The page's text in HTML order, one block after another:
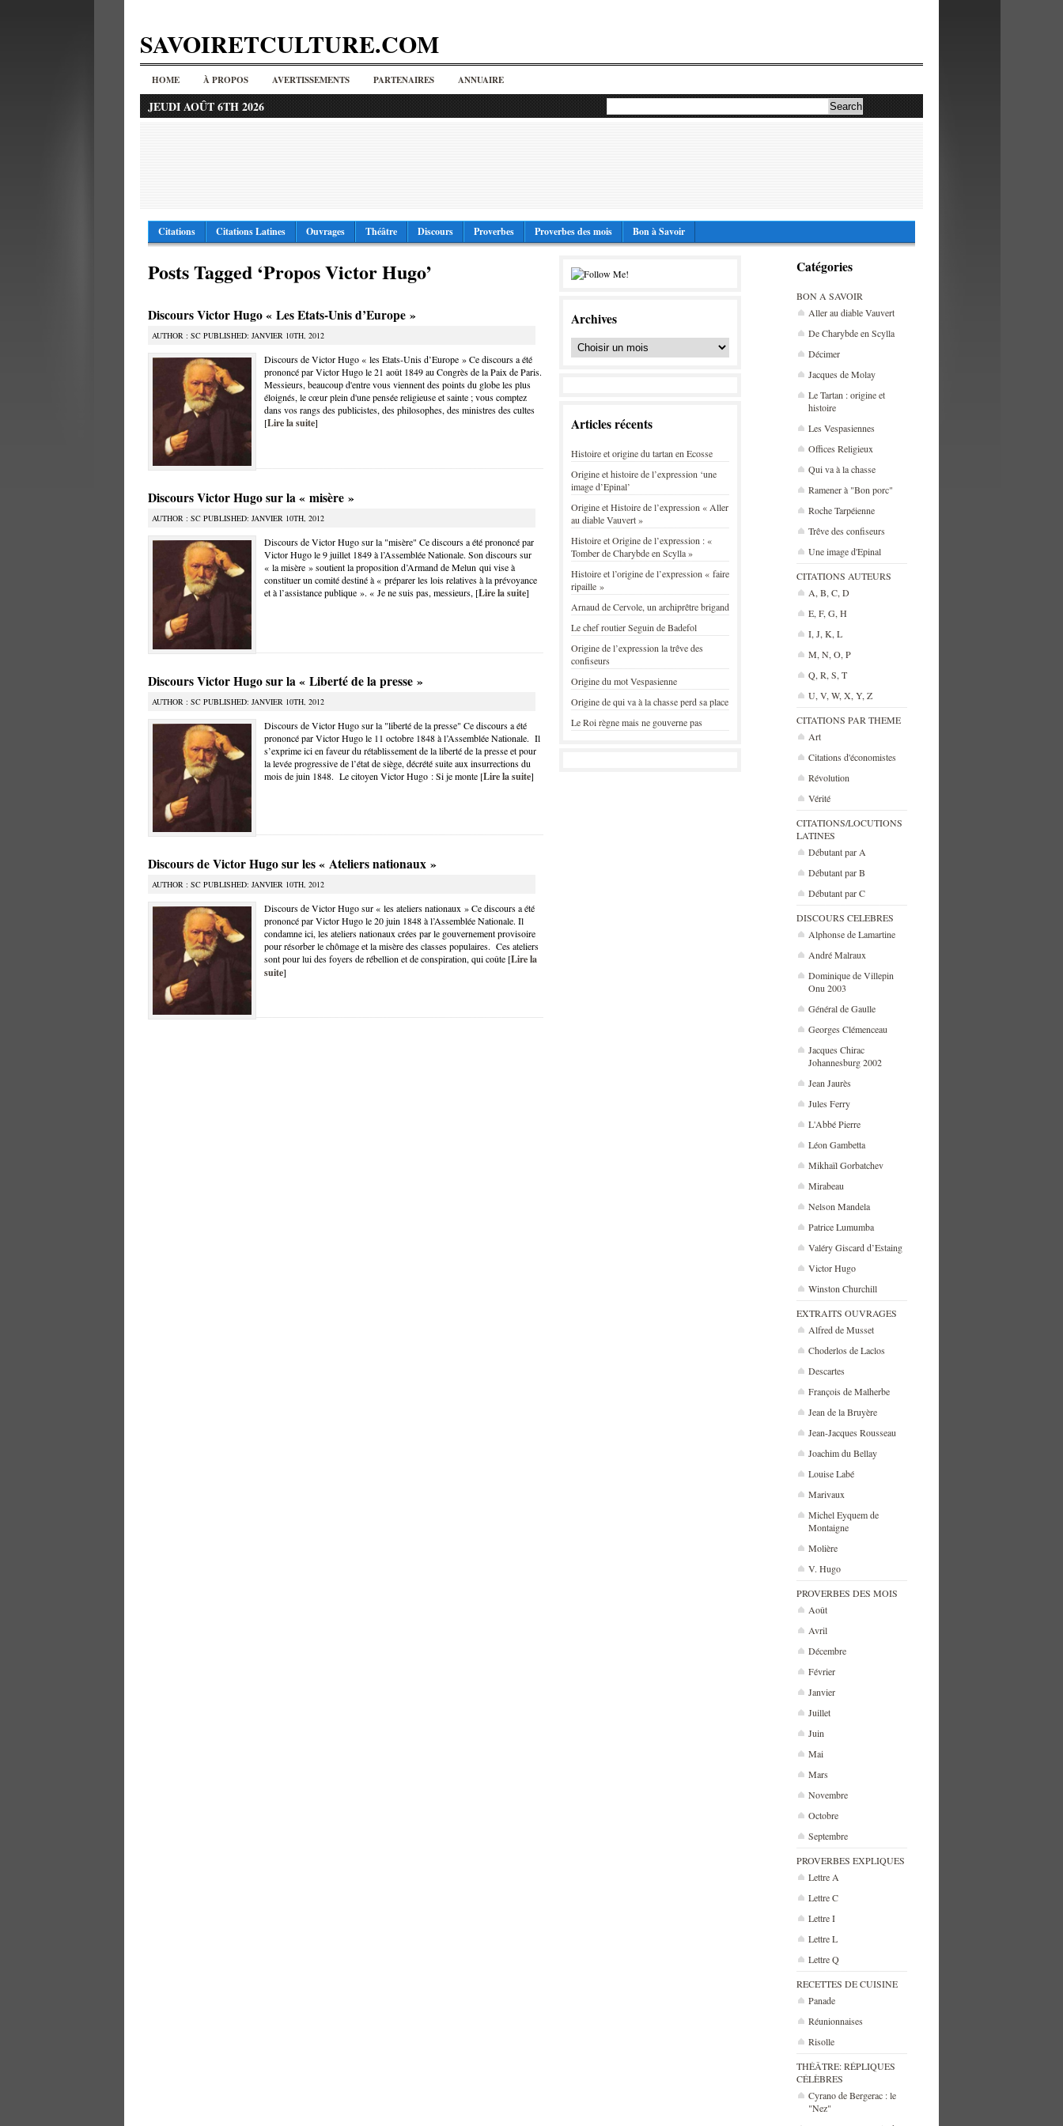
SAVOIRETCULTURE.COM
HOME À PROPOS AVERTISSEMENTS PARTENAIRES ANNUAIRE
JEUDI AOÛT 6TH 2026
Citations Citations Latines Ouvrages Théâtre Discours Proverbes Proverbes des mois Bon à Savoir
Catégories
BON A SAVOIR
Aller au diable Vauvert
De Charybde en Scylla
Décimer
Jacques de Molay
Le Tartan : origine et
histoire
Les Vespasiennes
Offices Religieux
Qui va à la chasse
Ramener à "Bon porc"
Roche Tarpéienne
Trêve des confiseurs
Une image d'Epinal
CITATIONS AUTEURS
A, B, C, D
E, F, G, H
I, J, K, L
M, N, O, P
Q, R, S, T
U, V, W, X, Y, Z
CITATIONS PAR THEME
Art
Citations d'économistes
Révolution
Vérité
CITATIONS/LOCUTIONS
LATINES
Débutant par A
Débutant par B
Débutant par C
DISCOURS CELEBRES
Alphonse de Lamartine
André Malraux
Dominique de Villepin
Onu 2003
Général de Gaulle
Georges Clémenceau
Jacques Chirac
Johannesburg 2002
Jean Jaurès
Jules Ferry
L'Abbé Pierre
Léon Gambetta
Mikhaïl Gorbatchev
Mirabeau
Nelson Mandela
Patrice Lumumba
Valéry Giscard d’Estaing
Victor Hugo
Winston Churchill
EXTRAITS OUVRAGES
Alfred de Musset
Choderlos de Laclos
Descartes
François de Malherbe
Jean de la Bruyère
Jean-Jacques Rousseau
Joachim du Bellay
Louise Labé
Marivaux
Michel Eyquem de
Montaigne
Molière
V. Hugo
PROVERBES DES MOIS
Août
Avril
Décembre
Février
Janvier
Juillet
Juin
Mai
Mars
Novembre
Octobre
Septembre
PROVERBES EXPLIQUES
Lettre A
Lettre C
Lettre I
Lettre L
Lettre Q
RECETTES DE CUISINE
Panade
Réunionnaises
Risolle
THÉÂTRE: RÉPLIQUES
CÉLÈBRES
Cyrano de Bergerac : le
"Nez"
Posts Tagged ‘Propos Victor Hugo’
Discours Victor Hugo « Les Etats-Unis d’Europe »
AUTHOR : SC PUBLISHED: JANVIER 10TH, 2012
Discours de Victor Hugo « les Etats-Unis d’Europe » Ce discours a été
prononcé par Victor Hugo le 21 août 1849 au Congrès de la Paix de Paris.
Messieurs, beaucoup d'entre vous viennent des points du globe les plus
éloignés, le cœur plein d'une pensée religieuse et sainte ; vous comptez
dans vos rangs des publicistes, des philosophes, des ministres des cultes
[Lire la suite]
Discours Victor Hugo sur la « misère »
AUTHOR : SC PUBLISHED: JANVIER 10TH, 2012
Discours de Victor Hugo sur la "misère" Ce discours a été prononcé par
Victor Hugo le 9 juillet 1849 à l’Assemblée Nationale. Son discours sur
« la misère » soutient la proposition d’Armand de Melun qui vise à
constituer un comité destiné à « préparer les lois relatives à la prévoyance
et à l’assistance publique ». « Je ne suis pas, messieurs, [Lire la suite]
Discours Victor Hugo sur la « Liberté de la presse »
AUTHOR : SC PUBLISHED: JANVIER 10TH, 2012
Discours de Victor Hugo sur la "liberté de la presse" Ce discours a été
prononcé par Victor Hugo le 11 octobre 1848 à l’Assemblée Nationale. Il
s’exprime ici en faveur du rétablissement de la liberté de la presse et pour
la levée progressive de l’état de siège, décrété suite aux insurrections du
mois de juin 1848. Le citoyen Victor Hugo : Si je monte [Lire la suite]
Discours de Victor Hugo sur les « Ateliers nationaux »
AUTHOR : SC PUBLISHED: JANVIER 10TH, 2012
Discours de Victor Hugo sur « les ateliers nationaux » Ce discours a été
prononcé par Victor Hugo le 20 juin 1848 à l’Assemblée Nationale. Il
condamne ici, les ateliers nationaux crées par le gouvernement provisoire
pour résorber le chômage et la misère des classes populaires. Ces ateliers
sont pour lui des foyers de rébellion et de conspiration, qui coûte [Lire la
suite]
Archives
Articles récents
Histoire et origine du tartan en Ecosse
Origine et histoire de l’expression ‘une
image d’Epinal’
Origine et Histoire de l’expression « Aller
au diable Vauvert »
Histoire et Origine de l’expression : «
Tomber de Charybde en Scylla »
Histoire et l’origine de l’expression « faire
ripaille »
Arnaud de Cervole, un archiprêtre brigand
Le chef routier Seguin de Badefol
Origine de l’expression la trêve des
confiseurs
Origine du mot Vespasienne
Origine de qui va à la chasse perd sa place
Le Roi règne mais ne gouverne pas